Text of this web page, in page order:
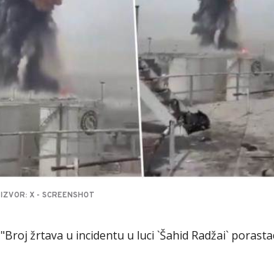
IZVOR: X - SCREENSHOT
"Broj žrtava u incidentu u luci `Šahid Radžai`